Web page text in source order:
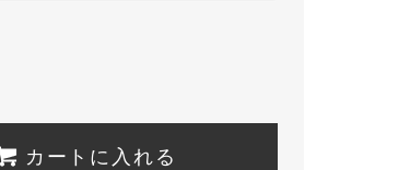
カートに入れる